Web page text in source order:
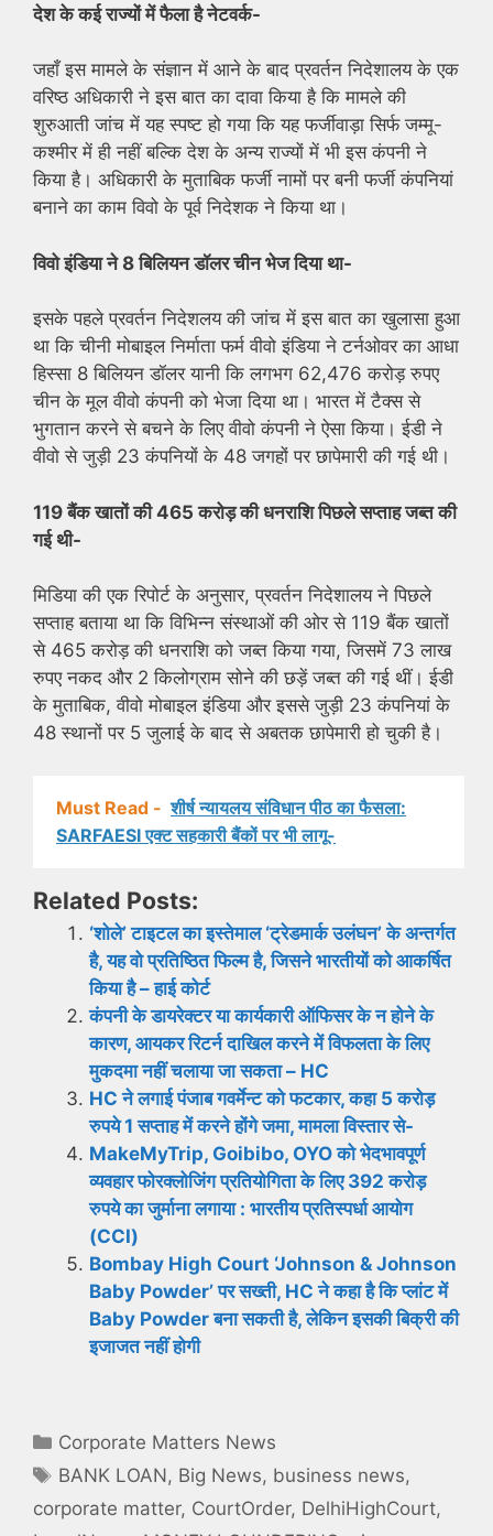
देश के कई राज्यों में फैला है नेटवर्क-
जहाँ इस मामले के संज्ञान में आने के बाद प्रवर्तन निदेशालय के एक
वरिष्ठ अधिकारी ने इस बात का दावा किया है कि मामले की
शुरुआती जांच में यह स्पष्ट हो गया कि यह फर्जीवाड़ा सिर्फ जम्मू-
कश्मीर में ही नहीं बल्कि देश के अन्य राज्यों में भी इस कंपनी ने
किया है। अधिकारी के मुताबिक फर्जी नामों पर बनी फर्जी कंपनियां
बनाने का काम विवो के पूर्व निदेशक ने किया था।
विवो इंडिया ने 8 बिलियन डॉलर चीन भेज दिया था-
इसके पहले प्रवर्तन निदेशलय की जांच में इस बात का खुलासा हुआ
था कि चीनी मोबाइल निर्माता फर्म वीवो इंडिया ने टर्नओवर का आधा
हिस्‍सा 8 बिलियन डॉलर यानी कि लगभग 62,476 करोड़ रुपए
चीन के मूल वीवो कंपनी को भेजा दिया था। भारत में टैक्‍स से
भुगतान करने से बचने के लिए वीवो कंपनी ने ऐसा किया। ईडी ने
वीवो से जुड़ी 23 कंपनियों के 48 जगहों पर छापेमारी की गई थी।
119 बैंक खातों की 465 करोड़ की धनराशि पिछले सप्ताह जब्त की
गई थी-
मिडिया की एक रिपोर्ट के अनुसार, प्रवर्तन निदेशालय ने पिछले
सप्ताह बताया था कि विभिन्न संस्थाओं की ओर से 119 बैंक खातों
से ​​465 करोड़ की धनराशि को जब्‍त किया गया, जिसमें 73 लाख
रुपए नकद और 2 किलोग्राम सोने की छड़ें जब्त की गई थीं। ईडी
के मुताबिक, वीवो मोबाइल इंडिया और इससे जुड़ी 23 कंपनियां के
48 स्‍थानों पर 5 जुलाई के बाद से अबतक छापेमारी हो चुकी है।
Must Read - शीर्ष न्यायलय संविधान पीठ का फैसला:
SARFAESI एक्ट सहकारी बैंकों पर भी लागू-
Related Posts:
‘शोले’ टाइटल का इस्तेमाल ‘ट्रेडमार्क उलंघन’ के अन्तर्गत
है, यह वो प्रतिष्ठित फिल्म है, जिसने भारतीयों को आकर्षित
किया है – हाई कोर्ट
कंपनी के डायरेक्टर या कार्यकारी ऑफिसर के न होने के
कारण, आयकर रिटर्न दाखिल करने में विफलता के लिए
मुकदमा नहीं चलाया जा सकता – HC
HC ने लगाई पंजाब गवर्मेन्ट को फटकार, कहा 5 करोड़
रुपये 1 सप्ताह में करने होंगे जमा, मामला विस्तार से-
MakeMyTrip, Goibibo, OYO को भेदभावपूर्ण
व्यवहार फोरक्लोजिंग प्रतियोगिता के लिए 392 करोड़
रुपये का जुर्माना लगाया : भारतीय प्रतिस्पर्धा आयोग
(CCI)
Bombay High Court ‘Johnson & Johnson
Baby Powder’ पर सख्ती, HC ने कहा है कि प्लांट में
Baby Powder बना सकती है, लेकिन इसकी बिक्री की
इजाजत नहीं होगी
Categories
Corporate Matters News
Tags
BANK LOAN, Big News, business news,
corporate matter, CourtOrder, DelhiHighCourt,